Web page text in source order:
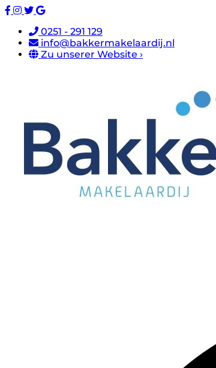
0251 - 291 129
info@bakkermakelaardij.nl
Zu unserer Website ›